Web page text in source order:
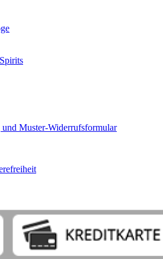
Muster-Widerrufsformular